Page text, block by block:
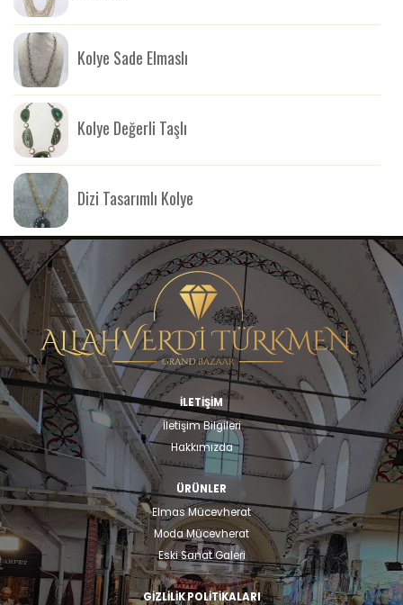
Kolye Sade Elmaslı
Kolye Değerli Taşlı
Dizi Tasarımlı Kolye
İLETİŞİM
İletişim Bilgileri
Hakkımızda
ÜRÜNLER
Elmas Mücevherat
Moda Mücevherat
Eski Sanat Galeri
GIZLILIK POLITIKALARI